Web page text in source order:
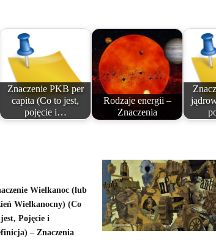
Znaczenie PKB per
capita (Co to jest,
pojęcie i…
Rodzaje energii –
Znaczenia
Wielkanoc (lub
Wielkanocny) (Co
Pojęcie i
– Znaczenia